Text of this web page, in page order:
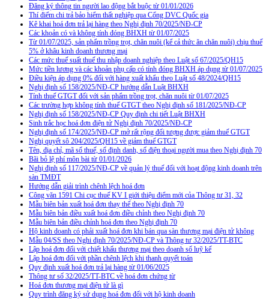
Đăng ký thông tin người lao động bắt buộc từ 01/01/2026
Thí điểm chi trả bảo hiểm thất nghiệp qua Cổng DVC Quốc gia
Kê khai hoá đơn trả lại hàng theo Nghị định 70/2025/NĐ-CP
Các khoản có và không tính đóng BHXH từ 01/07/2025
Từ 01/07/2025, sản phẩm trồng trọt, chăn nuôi (kể cả thức ăn chăn nuôi) chịu thuế
5% ở khâu kinh doanh thương mại
Các mức thuế suất thuế thu nhập doanh nghiệp theo Luật số 67/2025/QH15
Mức tiền lương và các khoản phụ cấp có tính đóng BHXH áp dụng từ 01/07/2025
Điều kiện áp dụng 0% đối với hàng xuất khẩu theo Luật số 48/2024/QH15
Nghị định số 158/2025/NĐ-CP hướng dẫn Luật BHXH
Tính thuế GTGT đối với sản phẩm trồng trọt, chăn nuôi từ 01/07/2025
Các trường hợp không tính thuế GTGT theo Nghị định số 181/2025/NĐ-CP
Nghị định số 158/2025/NĐ-CP Quy định chi tiết Luật BHXH
Sinh trắc học hoá đơn điện tử Nghị định 70/2025/NĐ-CP
Nghị định số 174/2025/NĐ-CP mở rất rộng đối tượng được giảm thuế GTGT
Nghị quyết sô 204/2025/QH15 về giảm thuế GTGT
Tên, địa chỉ, mã số thuế, số định danh, số điện thoại người mua theo Nghị định 70
Bãi bỏ lệ phí môn bài từ 01/01/2026
Nghị định số 117/2025/NĐ-CP về quản lý thuế đối với hoạt động kinh doanh trên
sàn TMĐT
Hướng dẫn giải trình chênh lệch hoá đơn
Công văn 1591 Chi cục thuế KV I giới thiệu điểm mới của Thông tư 31, 32
Mẫu biên bản xuất hoá đơn thay thế theo Nghị định 70
Mẫu biên bản điều xuất hoá đơn điều chỉnh theo Nghị định 70
Mẫu biên bản điều chỉnh hoá đơn theo Nghị định 70
Hộ kinh doanh có phải xuất hoá đơn khi bán qua sàn thương mại điện tử không
Mẫu 04/SS theo Nghi định 70/2025/NĐ-CP và Thông tư 32/2025/TT-BTC
Lập hoá đơn đối với chiết khấu thương mại theo doanh số luỹ kế
Lập hoá đơn đối với phần chênh lệch khi thanh quyết toán
Quy định xuất hoá đơn trả lại hàng từ 01/06/2025
Thông tư số 32/2025/TT-BTC về hoá đơn chứng từ
Hoá đơn thương mại điện tử là gì
Quy trình đăng ký sử dụng hoá đơn đối với hộ kinh doanh